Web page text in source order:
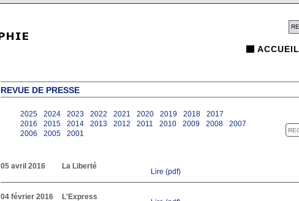
ACCUEIL
REVUE DE PRESSE
2025 2024 2023 2022 2021 2020 2019 2018
2017
2016
2015 2014 2013 2012 2011 2010 2009 2008
2007
2006
2005 2001
05 avril 2016 La Liberté
Lire (pdf)
04 février 2016 L'Express